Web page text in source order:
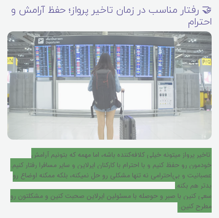
🤝 رفتار مناسب در زمان تاخیر پرواز؛ حفظ آرامش و
احترام
تاخیر پرواز میتونه خیلی کلافه‌کننده باشه، اما مهمه که بتونیم آرامش
خودمون رو حفظ کنیم و با احترام با کارکنان ایرلاین و سایر مسافرا رفتار کنیم.
عصبانیت و بی‌احترامی نه تنها مشکلی رو حل نمیکنه، بلکه ممکنه اوضاع رو
بدتر هم بکنه.
سعی کنین با صبر و حوصله با مسئولین ایرلاین صحبت کنین و مشکلتون رو
مطرح کنین.